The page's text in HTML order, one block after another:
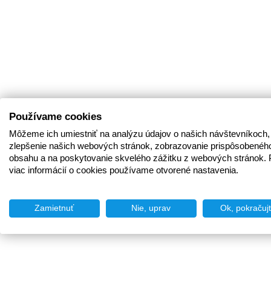
Používame cookies
Môžeme ich umiestniť na analýzu údajov o našich
zlepšenie našich webových stránok, zobrazovanie
obsahu a na poskytovanie skvelého zážitku z webových stránok.
viac informácií o cookies používame otvorené nastavenia.
Zamietnuť Nie, uprav Ok,